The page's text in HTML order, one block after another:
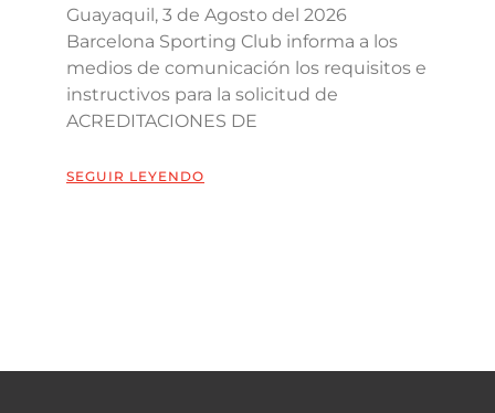
Guayaquil, 3 de Agosto del 2026
Barcelona Sporting Club informa a los
medios de comunicación los requisitos e
instructivos para la solicitud de
ACREDITACIONES DE
SEGUIR LEYENDO